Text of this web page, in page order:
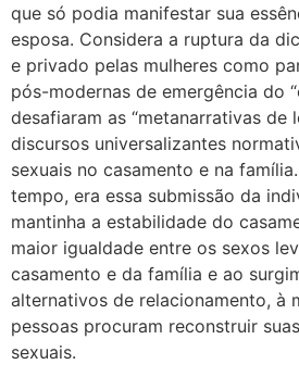
que só podia manifestar sua
esposa. Considera a ruptura da
e privado pelas mulheres como
pós-modernas de emergência do
desafiaram as “metanarrativas de
discursos universalizantes
sexuais no casamento e na
tempo, era essa submissão da
mantinha a estabilidade do
maior igualdade entre os sexos
casamento e da família e ao
alternativos de relacionamento, à
pessoas procuram reconstruir
sexuais.